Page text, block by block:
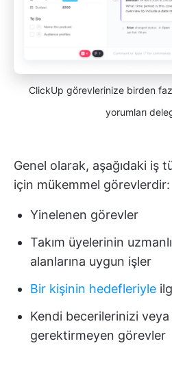
ClickUp görevlerinize birden
yorumları
Genel olarak, aşağıdaki iş
için mükemmel görevlerdir:
Yinelenen görevler
Takım üyelerinin
alanlarına uygun işler
Bir kişinin hedefleriyle
Kendi becerilerinizi
gerektirmeyen görevler